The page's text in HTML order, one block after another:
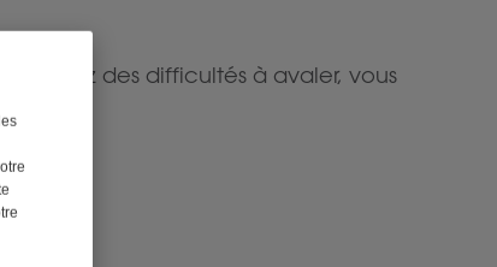
avez des difficultés à avaler, vous